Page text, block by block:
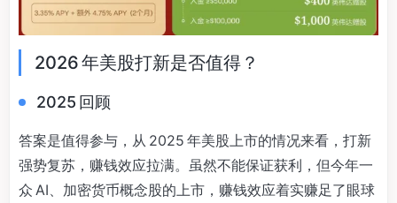
2026 年美股打新是否值得？
2025 回顾
答案是值得参与，从 2025 年美股上市的情况来看，打新
强势复苏，赚钱效应拉满。虽然不能保证获利，但今年一
众 AI、加密货币概念股的上市，赚钱效应着实赚足了眼球